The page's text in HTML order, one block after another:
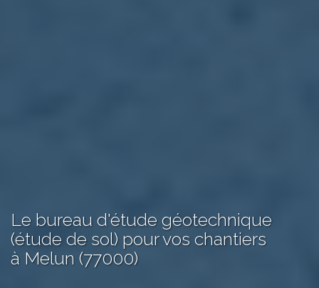
Le bureau d'étude géotechnique
(étude de sol) pour vos chantiers
à Melun (77000)